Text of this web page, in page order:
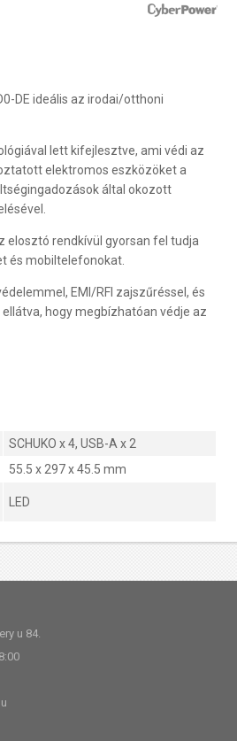
DE ideális az irodai/otthoni
lett kifejlesztve, ami védi az
elektromos eszközöket a
által okozott
elosztó rendkívül gyorsan fel tudja
és mobiltelefonokat.
EMI/RFI zajszűréssel, és
hogy megbízhatóan védje az
SCHUKO x 4, USB-A x 2
55.5 x 297 x 45.5 mm
LED
u 84.